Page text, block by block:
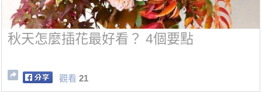
秋天怎麼插花最好看？ 4個要點
觀看 21